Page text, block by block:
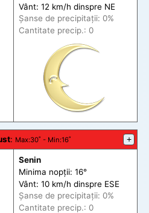
Vânt: 12 km/h dinspre NE
Șanse de precipitații: 0%
Cantitate precip.: 0
: Max:30˚ - Min:16˚ +
Senin
Minima nopții: 16°
Vânt: 10 km/h dinspre ESE
Șanse de precipitații: 0%
Cantitate precip.: 0